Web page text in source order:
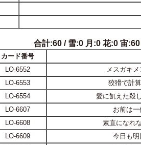
合計:60 / 雪:0 月:0 花:0 宙
カード番号
LO-6552
メスガキ
LO-6553
狡猾で計
LO-6554
愛に飢えた殺
LO-6607
お前は
LO-6608
素直になれ
LO-6609
今日も